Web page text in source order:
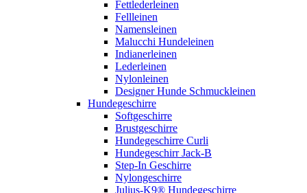
Fettlederleinen
Fellleinen
Namensleinen
Malucchi Hundeleinen
Indianerleinen
Lederleinen
Nylonleinen
Designer Hunde Schmuckleinen
Hundegeschirre
Softgeschirre
Brustgeschirre
Hundegeschirre Curli
Hundegeschirr Jack-B
Step-In Geschirre
Nylongeschirre
Julius-K9® Hundegeschirre